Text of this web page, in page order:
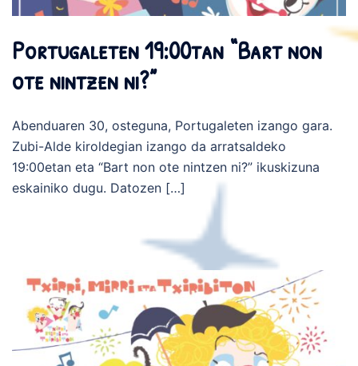
Portugaleten 19:00tan “Bart non
ote nintzen ni?”
Abenduaren 30, osteguna, Portugaleten izango gara.
Zubi-Alde kiroldegian izango da arratsaldeko
19:00etan eta “Bart non ote nintzen ni?” ikuskizuna
eskainiko dugu. Datozen […]